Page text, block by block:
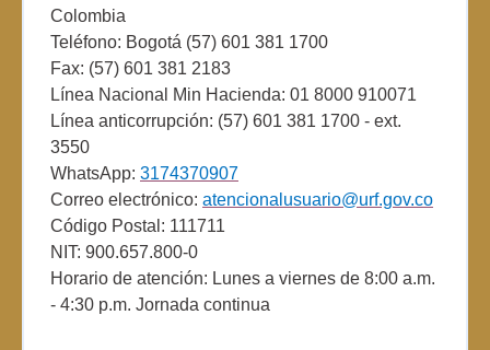
Colombia
Teléfono: Bogotá (57) 601 381 1700
Fax: (57) 601 381 2183
Línea Nacional Min Hacienda: 01 8000 910071
Línea anticorrupción: (57) 601 381 1700 - ext.
3550
WhatsApp: 3174370907
Correo electrónico: atencionalusuario@urf.gov.co
Código Postal: 111711
NIT: 900.657.800-0
Horario de atención: Lunes a viernes de 8:00 a.m.
- 4:30 p.m. Jornada continua